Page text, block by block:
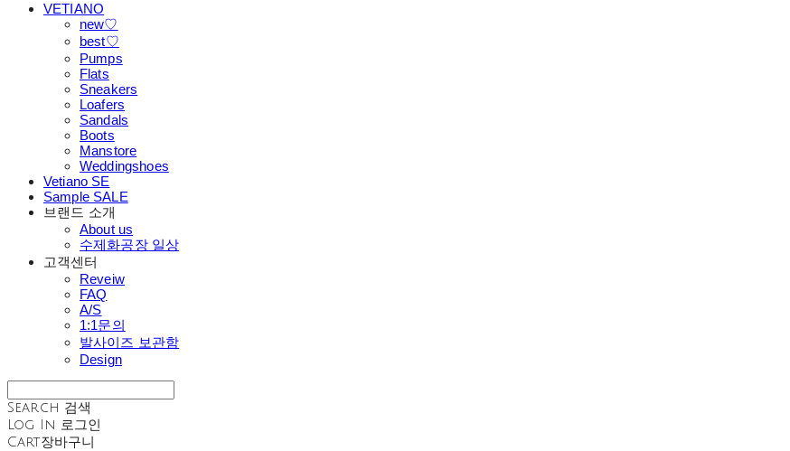
VETIANO
new♡
best♡
Pumps
Flats
Sneakers
Loafers
Sandals
Boots
Manstore
Weddingshoes
Vetiano SE
Sample SALE
브랜드 소개
About us
수제화공장 일상
고객센터
Reveiw
FAQ
A/S
1:1문의
발사이즈 보관함
Design
Search 검색
Log In 로그인
Cart장바구니